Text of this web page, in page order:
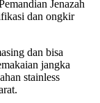
Jenazah
dan ongkir
dan bisa
jangka
stainless